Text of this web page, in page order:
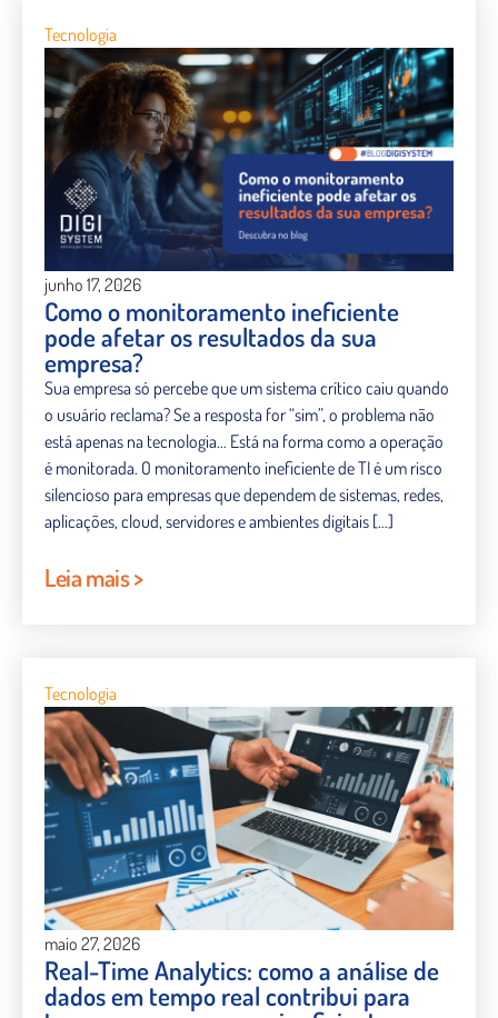
Tecnologia
junho 17, 2026
Como o monitoramento ineficiente
pode afetar os resultados da sua
empresa?
Sua empresa só percebe que um sistema crítico caiu quando
o usuário reclama? Se a resposta for “sim”, o problema não
está apenas na tecnologia… Está na forma como a operação
é monitorada. O monitoramento ineficiente de TI é um risco
silencioso para empresas que dependem de sistemas, redes,
aplicações, cloud, servidores e ambientes digitais […]
Leia mais >
Tecnologia
maio 27, 2026
Real-Time Analytics: como a análise de
dados em tempo real contribui para